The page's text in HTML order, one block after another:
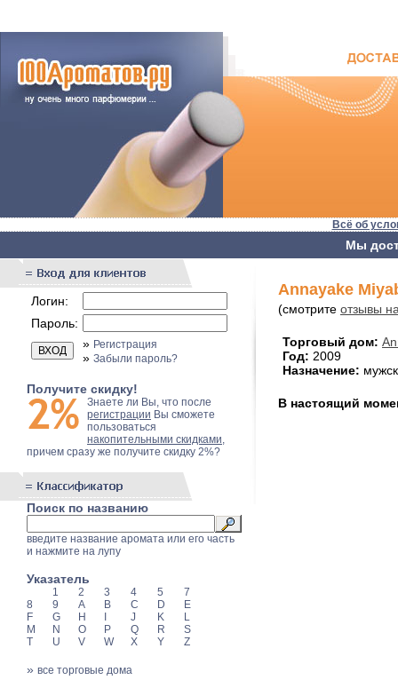
Всё об
Мы
Логин:
Пароль:
» Регистрация
» Забыли пароль?
Получите скидку!
Знаете ли Вы, что после
регистрации Вы сможете
пользоваться
накопительными скидками,
причем сразу же получите скидку 2%?
Поиск по названию
введите название аромата или его часть
и нажмите на лупу
Указатель
1 2 3 4 5
7
8
9 A B C D
E
F
G H J K
L
M
N O P Q R
S
T
U V W X Y Z
» все торговые дома
Annayake
(смотрите отзывы
Торговый дом:
Год: 2009
Назначение:
В настоящий